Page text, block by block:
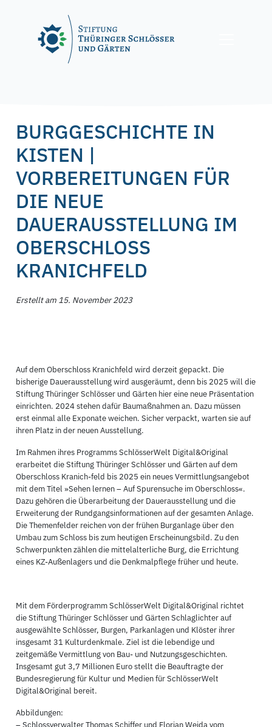
BURGGESCHICHTE IN
KISTEN |
VORBEREITUNGEN FÜR
DIE NEUE
DAUERAUSSTELLUNG IM
OBERSCHLOSS
KRANICHFELD
Erstellt am 15. November 2023
Auf dem Oberschloss Kranichfeld wird derzeit gepackt. Die
bisherige Dauerausstellung wird ausgeräumt, denn bis 2025 will die
Stiftung Thüringer Schlösser und Gärten hier eine neue Präsentation
einrichten. 2024 stehen dafür Baumaßnahmen an. Dazu müssen
erst einmal alle Exponate weichen. Sicher verpackt, warten sie auf
ihren Platz in der neuen Ausstellung.
Im Rahmen ihres Programms SchlösserWelt Digital&Original
erarbeitet die Stiftung Thüringer Schlösser und Gärten auf dem
Oberschloss Kranich-feld bis 2025 ein neues Vermittlungsangebot
mit dem Titel »Sehen lernen – Auf Spurensuche im Oberschloss«.
Dazu gehören die Überarbeitung der Dauerausstellung und die
Erweiterung der Rundgangsinformationen auf der gesamten Anlage.
Die Themenfelder reichen von der frühen Burganlage über den
Umbau zum Schloss bis zum heutigen Erscheinungsbild. Zu den
Schwerpunkten zählen die mittelalterliche Burg, die Errichtung
eines KZ-Außenlagers und die Denkmalpflege früher und heute.
Mit dem Förderprogramm SchlösserWelt Digital&Original richtet
die Stiftung Thüringer Schlösser und Gärten Schlaglichter auf
ausgewählte Schlösser, Burgen, Parkanlagen und Klöster ihrer
insgesamt 31 Kulturdenkmale. Ziel ist die lebendige und
zeitgemäße Vermittlung von Bau- und Nutzungsgeschichten.
Insgesamt gut 3,7 Millionen Euro stellt die Beauftragte der
Bundesregierung für Kultur und Medien für SchlösserWelt
Digital&Original bereit.
Abbildungen:
– Schlossverwalter Thomas Schiffer und Florian Weida vom